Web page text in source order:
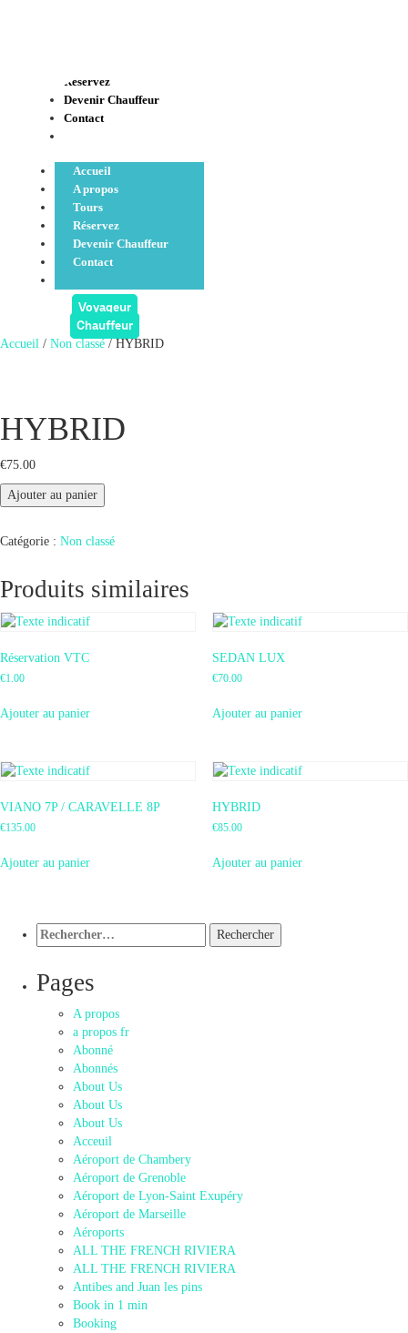
Réservez
Devenir Chauffeur
Contact
Accueil
A propos
Tours
Réservez
Devenir Chauffeur
Contact
Voyageur
Chauffeur
Accueil / Non classé / HYBRID
HYBRID
€75.00
quantité
de
Ajouter au panier
Catégorie : Non classé
Produits similaires
Réservation VTC
€1.00
Ajouter au panier
SEDAN LUX
€70.00
Ajouter au panier
VIANO 7P / CARAVELLE 8P
€135.00
Ajouter au panier
HYBRID
€85.00
Ajouter au panier
Rechercher :
Pages
A propos
a propos fr
Abonné
Abonnés
About Us
About Us
About Us
Acceuil
Aéroport de Chambery
Aéroport de Grenoble
Aéroport de Lyon-Saint Exupéry
Aéroport de Marseille
Aéroports
ALL THE FRENCH RIVIERA
ALL THE FRENCH RIVIERA
Antibes and Juan les pins
Book in 1 min
Booking